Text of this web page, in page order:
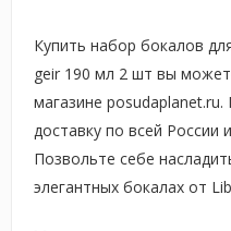
Купить набор бокалов
geir 190 мл 2 шт вы
магазине
доставку по всей России
Позвольте себе
элегантных бокалах от